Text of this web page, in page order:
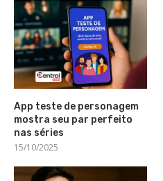
App teste de personagem
mostra seu par perfeito
nas séries
15/10/2025